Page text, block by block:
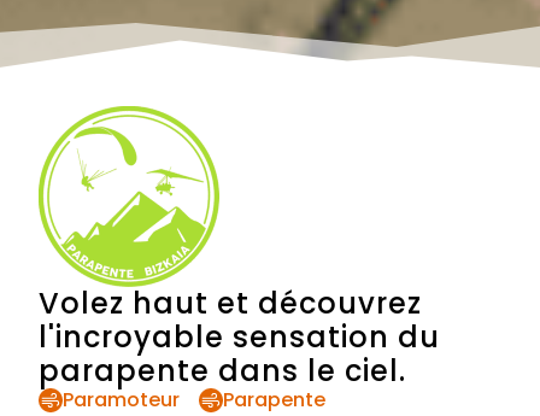
Volez haut et découvrez
l'incroyable sensation du
parapente dans le ciel.
Paramoteur
Parapente